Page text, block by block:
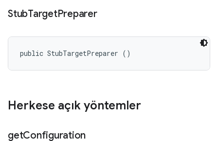
StubTargetPreparer
public StubTargetPreparer ()
Herkese açık yöntemler
getConfiguration